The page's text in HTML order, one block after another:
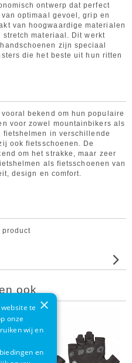
ontwerp dat perfect
optimaal gevoel, grip en
van hoogwaardige materialen
stretch materiaal. Dit werkt
zijn speciaal
die het beste uit hun ritten
bekend om hun populaire
voor zowel mountainbikers als
in verschillende
ook fietsschoenen. De
om het strakke, maar zeer
als fietsschoenen van
design en comfort.
product
ook
×
te
onze
wij en
en